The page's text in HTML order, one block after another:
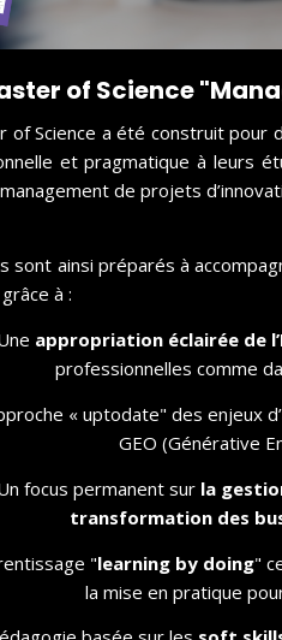
of Science
of Science a été construit pour
et pragmatique à leurs
de projets
sont ainsi préparés à
à :
appropriation éclairée de
professionnelles comme
« uptodate" des enjeux
GEO (Générative
focus permanent sur la
transformation des
"learning by doing"
la mise en pratique
Co-
L’innovation est au
que nous
MEDEF Lyon-Rhône,
FrenchFab… et nous
les écosystèmes de
favorisent l’irrigation